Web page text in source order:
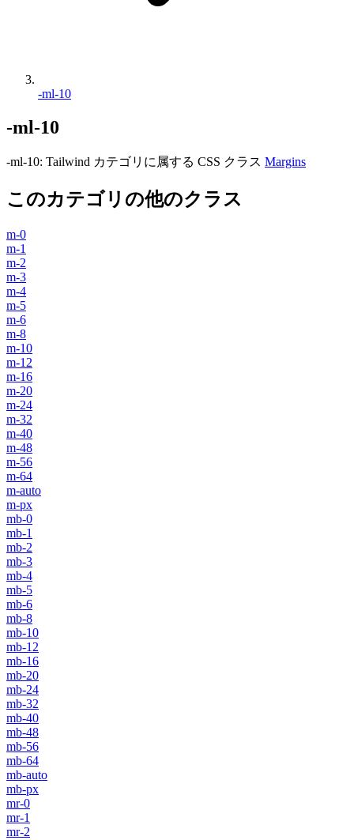
-ml-10
-ml-10
-ml-10: Tailwind カテゴリに属する​​ CSS クラス Margins
このカテゴリの他のクラス
m-0
m-1
m-2
m-3
m-4
m-5
m-6
m-8
m-10
m-12
m-16
m-20
m-24
m-32
m-40
m-48
m-56
m-64
m-auto
m-px
mb-0
mb-1
mb-2
mb-3
mb-4
mb-5
mb-6
mb-8
mb-10
mb-12
mb-16
mb-20
mb-24
mb-32
mb-40
mb-48
mb-56
mb-64
mb-auto
mb-px
mr-0
mr-1
mr-2